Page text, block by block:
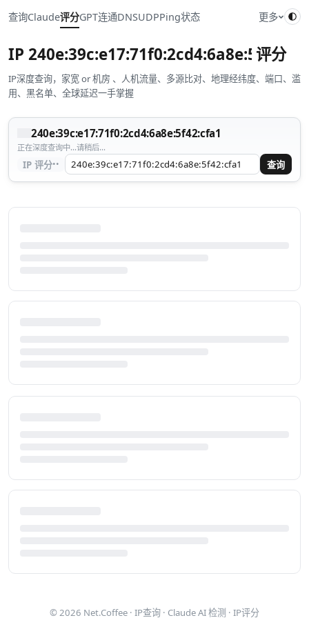
查询Claude评分GPT连通DNSUDPPing状态 更多
IP 评分
IP深度查询，家宽 or 机房 、人机流量、多源比对、地理经纬度、端口、滥
用、黑名单、全球延迟一手掌握
240e:39c:e17:71f0:2cd4:6a8e:5f42:cfa1
正在深度查询中...请稍后...
IP 评分·· 查询
© 2026 Net.Coffee · IP查询 · Claude AI 检测 · IP评分